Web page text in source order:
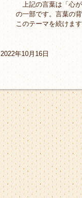
上記の言葉は「心
の一部です。言葉の
このテーマを続けま
2022年10月16日